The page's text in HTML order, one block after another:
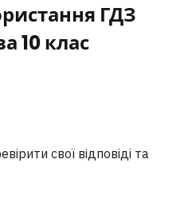
ГДЗ
10 клас
свої відповіді та